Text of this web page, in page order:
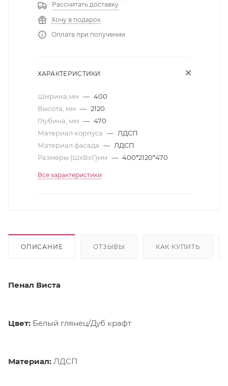
Рассчитать доставку
Хочу в подарок
Оплата при получении
ХАРАКТЕРИСТИКИ
Ширина,мм — 400
Высота, мм — 2120
Глубина, мм — 470
Материал корпуса — ЛДСП
Материал фасада — ЛДСП
Размеры (ШхВхГ)мм — 400*2120*470
Все характеристики
ОПИСАНИЕ ОТЗЫВЫ КАК КУПИТЬ
Пенал Виста
Цвет: Белый глянец/Дуб крафт
Материал: ЛДСП